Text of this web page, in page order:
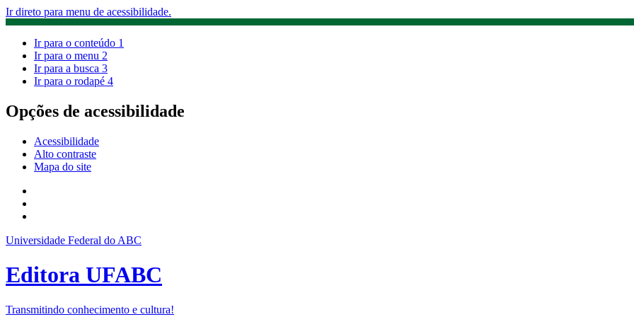
Ir direto para menu de acessibilidade.
Ir para o conteúdo 1
Ir para o menu 2
Ir para a busca 3
Ir para o rodapé 4
Opções de acessibilidade
Acessibilidade
Alto contraste
Mapa do site
Universidade Federal do ABC
Editora UFABC
Transmitindo conhecimento e cultura!